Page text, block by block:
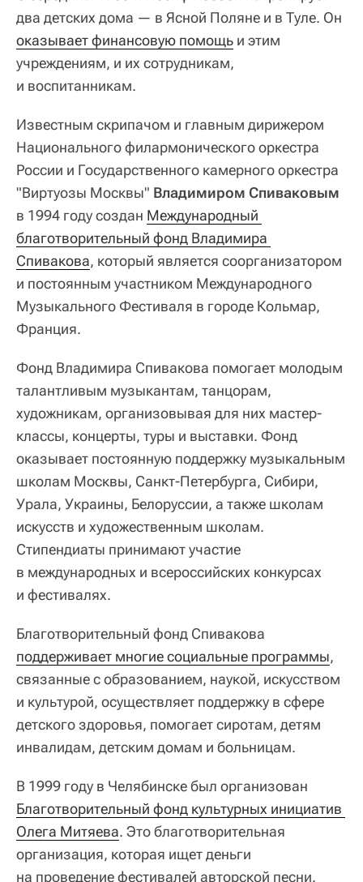
два детских дома — в Ясной Поляне и в Туле. Он
оказывает финансовую помощь и этим
учреждениям, и их сотрудникам,
и воспитанникам.
Известным скрипачом и главным дирижером
Национального филармонического оркестра
России и Государственного камерного оркестра
"Виртуозы Москвы" Владимиром Спиваковым
в 1994 году создан Международный
благотворительный фонд Владимира
Спивакова, который является соорганизатором
и постоянным участником Международного
Музыкального Фестиваля в городе Кольмар,
Франция.
Фонд Владимира Спивакова помогает молодым
талантливым музыкантам, танцорам,
художникам, организовывая для них мастер-
классы, концерты, туры и выставки. Фонд
оказывает постоянную поддержку музыкальным
школам Москвы, Санкт-Петербурга, Сибири,
Урала, Украины, Белоруссии, а также школам
искусств и художественным школам.
Стипендиаты принимают участие
в международных и всероссийских конкурсах
и фестивалях.
Благотворительный фонд Спивакова
поддерживает многие социальные программы,
связанные с образованием, наукой, искусством
и культурой, осуществляет поддержку в сфере
детского здоровья, помогает сиротам, детям
инвалидам, детским домам и больницам.
В 1999 году в Челябинске был организован
Благотворительный фонд культурных инициатив
Олега Митяева. Это благотворительная
организация, которая ищет деньги
на проведение фестивалей авторской песни.